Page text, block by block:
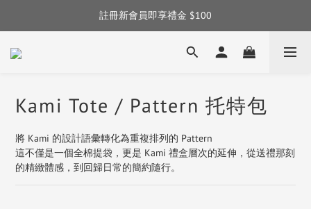
註冊新會員即享禮金 $100
註冊新會員即享禮金 $100
完成訂單後留下評論！即享點數和購物金回饋 ✦
Kami Tote / Pattern 托特包
將 Kami 的設計語彙轉化為重複排列的 Pattern
這不僅是一個全棉提袋，更是 Kami 禮盒層次的延伸，從送禮那刻
的精緻體感，到回歸日常的簡約隨行。